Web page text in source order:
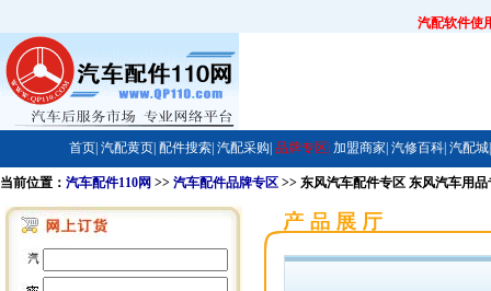
汽配软件使
首页| 汽配黄页| 配件搜索| 汽配采购| 品牌专区| 加盟商家| 汽修百科| 汽配城|
当前位置： 汽车配件110网 >> 汽车配件品牌专区 >> 东风汽车配件专区 东风汽车用